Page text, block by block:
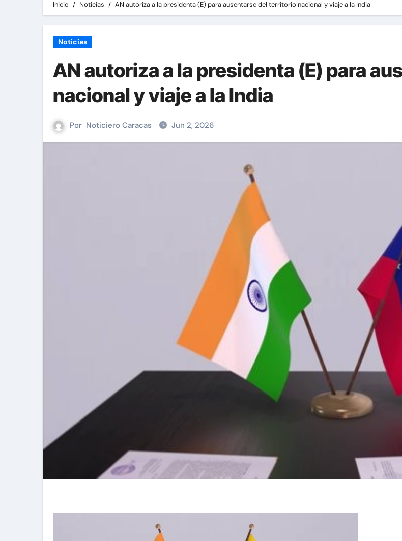
Inicio Noticias AN autoriza a la presidenta (E) para ausentarse del territorio nacional y viaje a la India
Noticias
AN autoriza a la presidenta (E) para
nacional y viaje a la India
Por Noticiero Caracas Jun 2, 2026